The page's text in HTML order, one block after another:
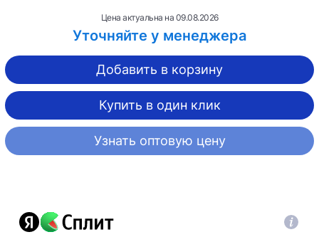
Цена актуальна на 09.08.2026
Уточняйте у менеджера
Добавить в корзину
Купить в один клик
Узнать оптовую цену